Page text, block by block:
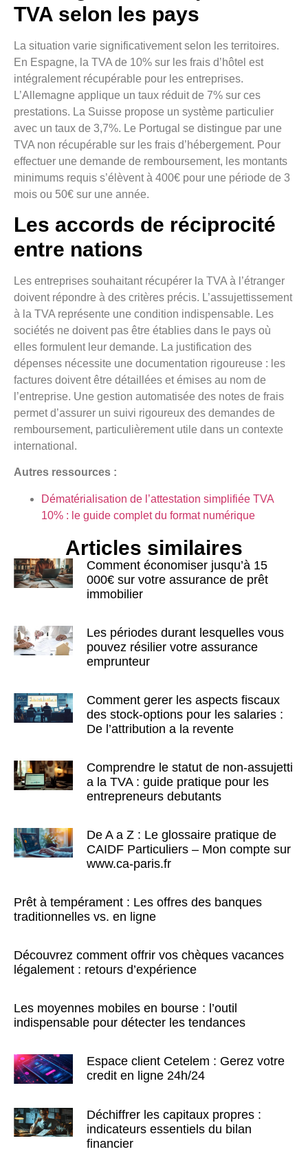
TVA selon les pays
La situation varie significativement selon les territoires.
En Espagne, la TVA de 10% sur les frais d’hôtel est
intégralement récupérable pour les entreprises.
L’Allemagne applique un taux réduit de 7% sur ces
prestations. La Suisse propose un système particulier
avec un taux de 3,7%. Le Portugal se distingue par une
TVA non récupérable sur les frais d’hébergement. Pour
effectuer une demande de remboursement, les montants
minimums requis s’élèvent à 400€ pour une période de 3
mois ou 50€ sur une année.
Les accords de réciprocité
entre nations
Les entreprises souhaitant récupérer la TVA à l’étranger
doivent répondre à des critères précis. L’assujettissement
à la TVA représente une condition indispensable. Les
sociétés ne doivent pas être établies dans le pays où
elles formulent leur demande. La justification des
dépenses nécessite une documentation rigoureuse : les
factures doivent être détaillées et émises au nom de
l’entreprise. Une gestion automatisée des notes de frais
permet d’assurer un suivi rigoureux des demandes de
remboursement, particulièrement utile dans un contexte
international.
Autres ressources :
Dématérialisation de l’attestation simplifiée TVA
10% : le guide complet du format numérique
Articles similaires
Comment économiser jusqu’à 15
000€ sur votre assurance de prêt
immobilier
Les périodes durant lesquelles vous
pouvez résilier votre assurance
emprunteur
Comment gerer les aspects fiscaux
des stock-options pour les salaries :
De l’attribution a la revente
Comprendre le statut de non-assujetti
a la TVA : guide pratique pour les
entrepreneurs debutants
De A a Z : Le glossaire pratique de
CAIDF Particuliers – Mon compte sur
www.ca-paris.fr
Prêt à tempérament : Les offres des banques
traditionnelles vs. en ligne
Découvrez comment offrir vos chèques vacances
légalement : retours d’expérience
Les moyennes mobiles en bourse : l’outil
indispensable pour détecter les tendances
Espace client Cetelem : Gerez votre
credit en ligne 24h/24
Déchiffrer les capitaux propres :
indicateurs essentiels du bilan
financier